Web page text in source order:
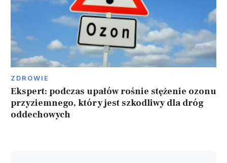
ZDROWIE
Ekspert: podczas upałów rośnie stężenie ozonu
przyziemnego, który jest szkodliwy dla dróg
oddechowych